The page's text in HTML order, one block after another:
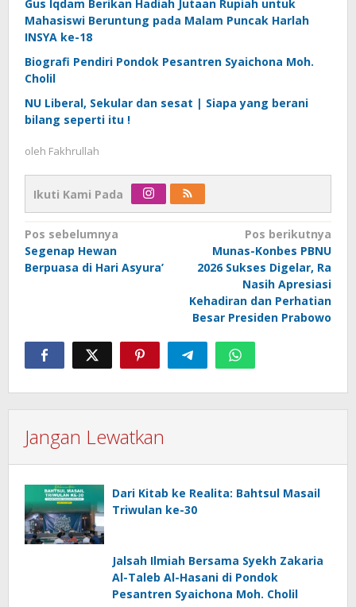
Gus Iqdam Berikan Hadiah Jutaan Rupiah untuk
Mahasiswi Beruntung pada Malam Puncak Harlah
INSYA ke-18
Biografi Pendiri Pondok Pesantren Syaichona Moh.
Cholil
NU Liberal, Sekular dan sesat | Siapa yang berani
bilang seperti itu !
oleh Fakhrullah
Ikuti Kami Pada
Navigasi
pos
Pos sebelumnya
Segenap Hewan
Berpuasa di Hari Asyura’
Pos berikutnya
Munas-Konbes PBNU
2026 Sukses Digelar, Ra
Nasih Apresiasi
Kehadiran dan Perhatian
Besar Presiden Prabowo
Jangan Lewatkan
Dari Kitab ke Realita: Bahtsul Masail
Triwulan ke-30
Jalsah Ilmiah Bersama Syekh Zakaria
Al-Taleb Al-Hasani di Pondok
Pesantren Syaichona Moh. Cholil